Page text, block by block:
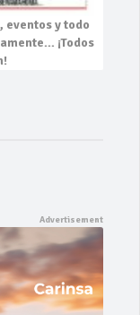
eventosy todo
¡Todos